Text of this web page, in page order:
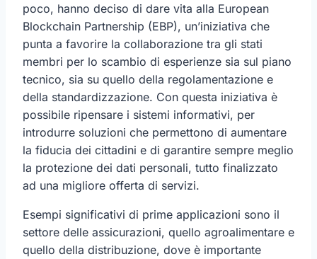
poco, hanno deciso di dare vita alla European
Blockchain Partnership (EBP), un’iniziativa che
punta a favorire la collaborazione tra gli stati
membri per lo scambio di esperienze sia sul piano
tecnico, sia su quello della regolamentazione e
della standardizzazione. Con questa iniziativa è
possibile ripensare i sistemi informativi, per
introdurre soluzioni che permettono di aumentare
la fiducia dei cittadini e di garantire sempre meglio
la protezione dei dati personali, tutto finalizzato
ad una migliore offerta di servizi.
Esempi significativi di prime applicazioni sono il
settore delle assicurazioni, quello agroalimentare e
quello della distribuzione, dove è importante